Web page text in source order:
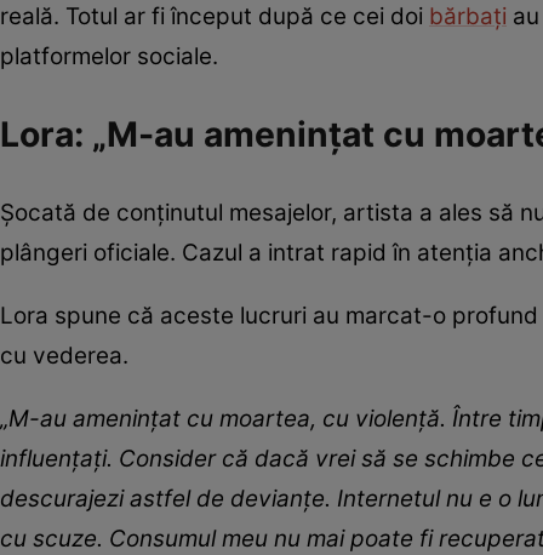
reală. Totul ar fi început după ce cei doi bărbați
platformelor sociale.
Lora: „M-au amenințat cu
Șocată de conținutul mesajelor, artista a ales să
plângeri oficiale. Cazul a intrat rapid în atenția
Lora spune că aceste lucruri au marcat-o
cu vederea.
„M-au amenințat cu moartea, cu violență. Între
influențați. Consider că dacă vrei să se schimbe
descurajezi astfel de devianțe. Internetul nu e o
cu scuze. Consumul meu nu mai poate fi